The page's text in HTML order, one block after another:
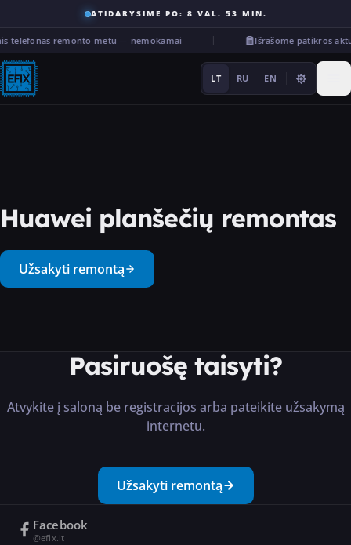
ATIDARYSIME PO: 8 VAL. 53 MIN.
telefonas remonto metu — nemokamai Išrašome patikros
LT RU EN
···
Paslaugos
···
Huawei planšečių remontas
Užsakyti remontą
Pasiruošę taisyti?
Atvykite į saloną be registracijos arba pateikite užsakymą
internetu.
Užsakyti remontą
Facebook
@efix.lt